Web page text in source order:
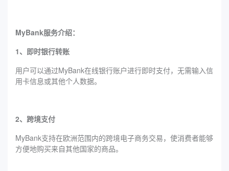
‌MyBank‌服务介绍：
1、即时银行转账
用户可以通过MyBank在线银行账户进行即时支付，无需输入信
用卡信息或其他个人数据。
2、跨境支付
MyBank支持在欧洲范围内的跨境电子商务交易，使消费者能够
方便地购买来自其他国家的商品。